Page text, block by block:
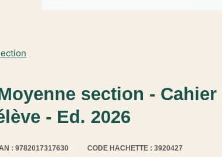
section - Cahier
- Ed. 2026
: 9782017317630 CODE HACHETTE : 3920427